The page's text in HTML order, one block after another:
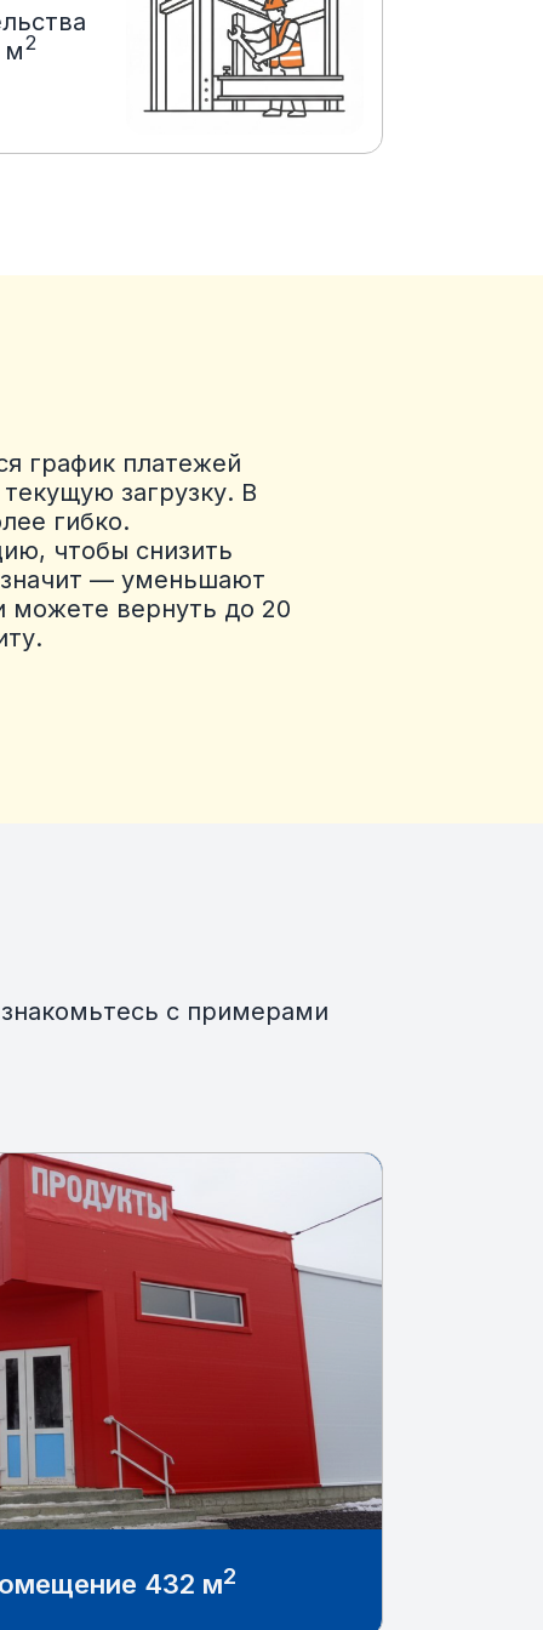
м2
график платежей
загрузку. В
гибко.
чтобы снизить
значит — уменьшают
можете вернуть до 20
с примерами
432 м2